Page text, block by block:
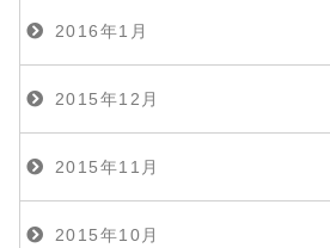
2016年1月
2015年12月
2015年11月
2015年10月